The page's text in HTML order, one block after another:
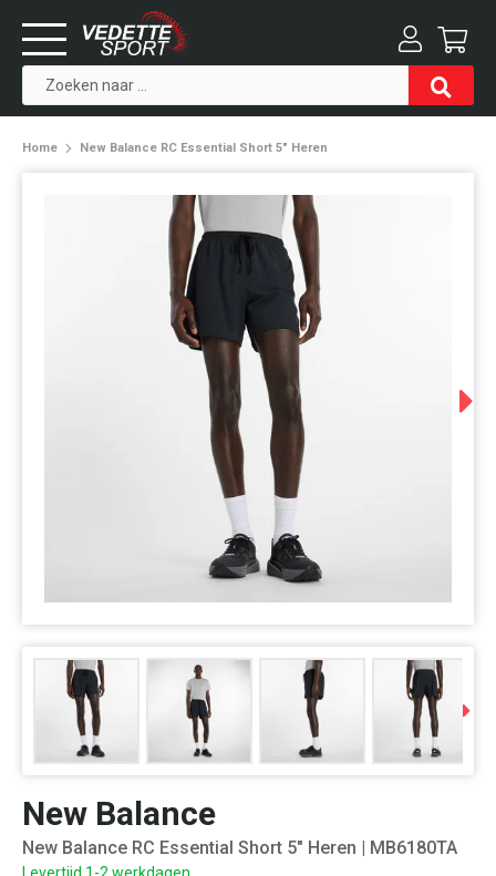
Home New Balance RC Essential Short 5" Heren
New Balance
New Balance RC Essential Short 5" Heren | MB6180TA